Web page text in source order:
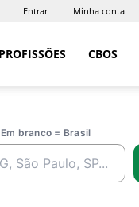
Entrar Minha conta
PROFISSÕES CBOS
Em branco = Brasil